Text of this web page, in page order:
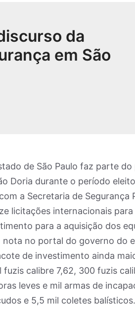
da
em São
de São Paulo faz parte
Doria durante o período
a Secretaria de Segurança
licitações internacionais
para a aquisição dos
no portal do governo do
de investimento ainda
calibre 7,62, 300 fuzis
leves e mil armas de
e 5,5 mil coletes